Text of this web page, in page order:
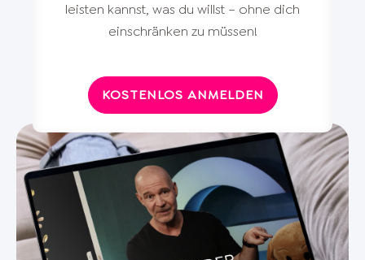
leisten kannst, was du willst – ohne dich
einschränken zu müssen!
KOSTENLOS ANMELDEN